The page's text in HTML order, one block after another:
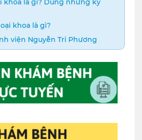
khoa là gì? Dùng những kỹ
khoa là gì?
viện Nguyễn Tri Phương